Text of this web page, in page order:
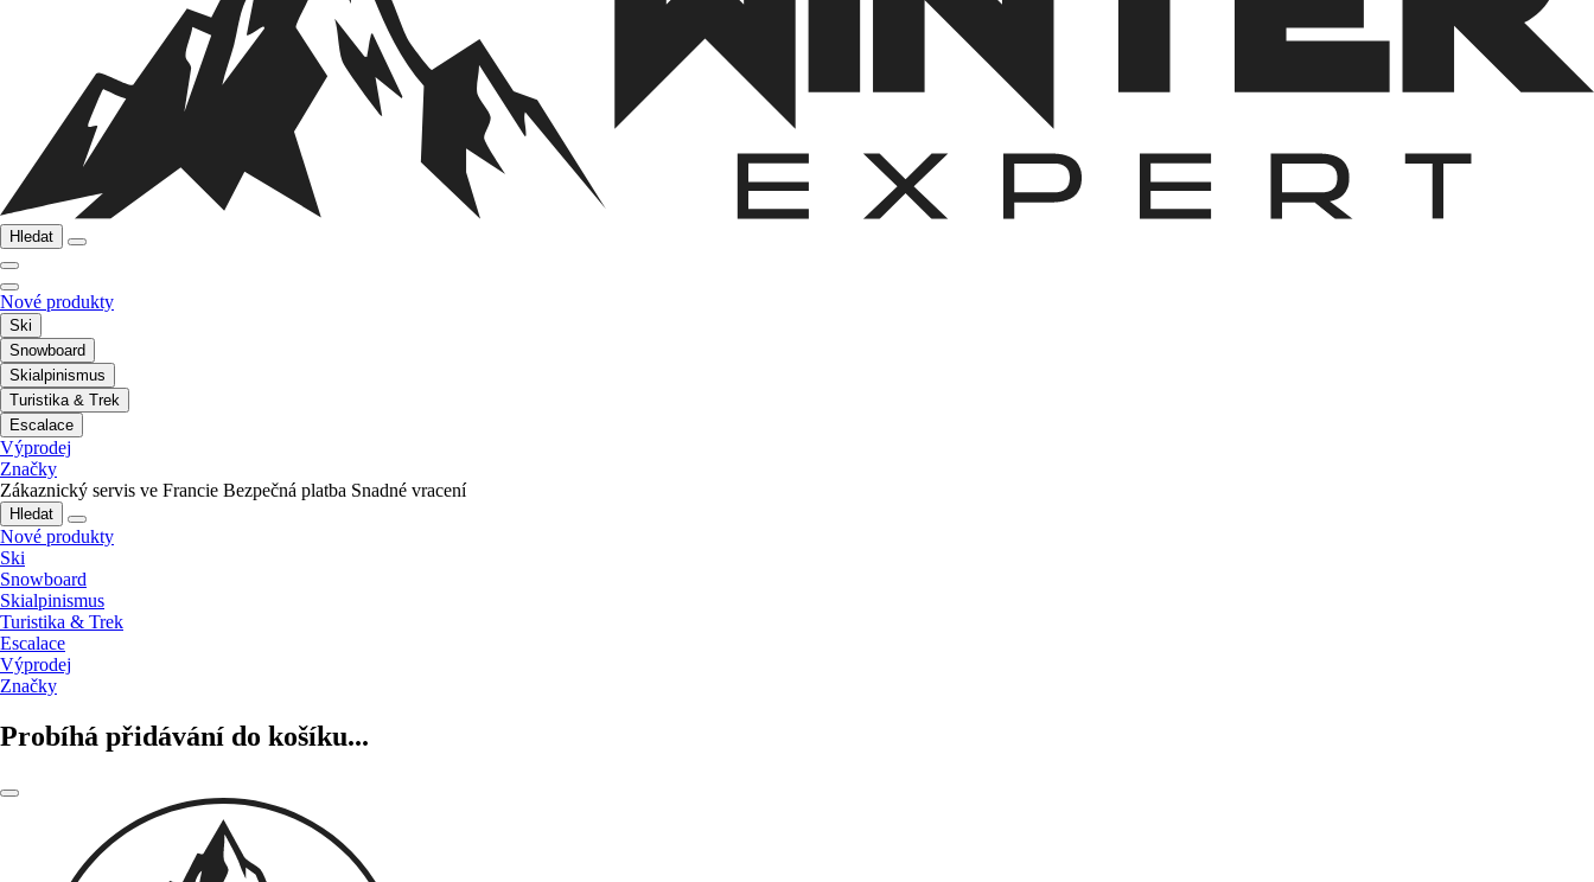
Hledat
Nové produkty
Ski
Snowboard
Skialpinismus
Turistika & Trek
Escalace
Výprodej
Značky
Zákaznický servis ve Francie Bezpečná platba Snadné vracení
Hledat
Nové produkty
Ski
Snowboard
Skialpinismus
Turistika & Trek
Escalace
Výprodej
Značky
Probíhá přidávání do košíku...